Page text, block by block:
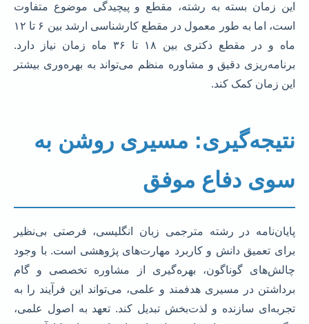
این زمان بسته به رشته، مقطع و پیچیدگی موضوع متفاوت
است، اما به طور معمول در مقطع کارشناسی ارشد بین ۶ تا ۱۲
ماه و در مقطع دکتری بین ۱۸ تا ۳۶ ماه زمان نیاز دارد.
برنامه‌ریزی دقیق و مشاوره منظم می‌تواند به بهره‌وری بیشتر
این زمان کمک کند.
نتیجه‌گیری: مسیری روشن به
سوی دفاع موفق
پایان‌نامه در رشته مترجمی زبان انگلیسی، فرصتی بی‌نظیر
برای تعمیق دانش و کاربرد مهارت‌های پژوهشی است. با وجود
چالش‌های گوناگون، بهره‌گیری از مشاوره تخصصی و گام
برداشتن در مسیری هدفمند و علمی، می‌تواند این فرآیند را به
تجربه‌ای سازنده و لذت‌بخش تبدیل کند. تعهد به اصول علمی،